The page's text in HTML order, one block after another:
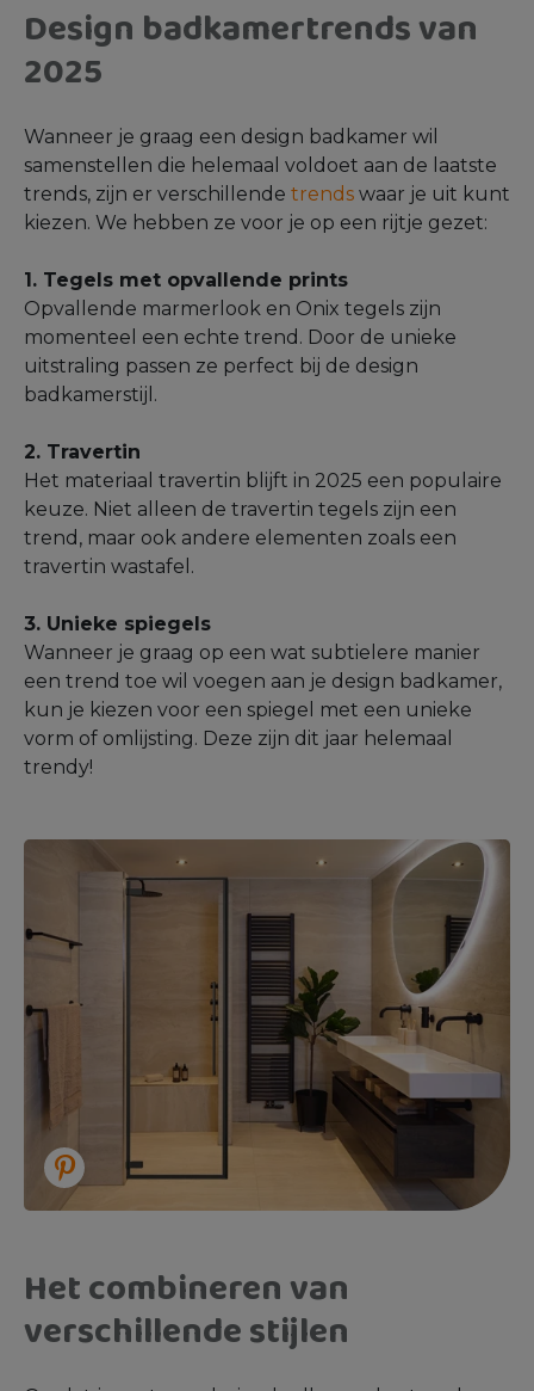
Design badkamertrends van
2025
Wanneer je graag een design badkamer wil
samenstellen die helemaal voldoet aan de laatste
trends, zijn er verschillende trends waar je uit kunt
kiezen. We hebben ze voor je op een rijtje gezet:
1. Tegels met opvallende prints
Opvallende marmerlook en Onix tegels zijn
momenteel een echte trend. Door de unieke
uitstraling passen ze perfect bij de design
badkamerstijl.
2. Travertin
Het materiaal travertin blijft in 2025 een populaire
keuze. Niet alleen de travertin tegels zijn een
trend, maar ook andere elementen zoals een
travertin wastafel.
3. Unieke spiegels
Wanneer je graag op een wat subtielere manier
een trend toe wil voegen aan je design badkamer,
kun je kiezen voor een spiegel met een unieke
vorm of omlijsting. Deze zijn dit jaar helemaal
trendy!
Het combineren van
verschillende stijlen